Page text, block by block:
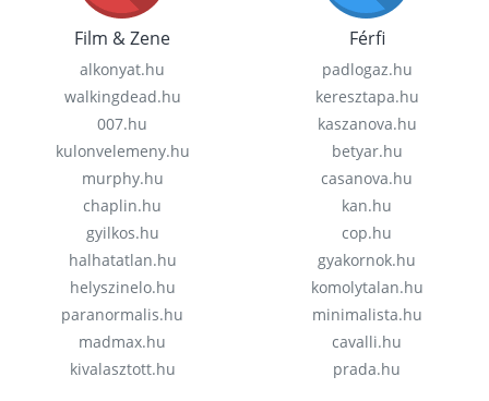
Film & Zene
alkonyat.hu
walkingdead.hu
007.hu
kulonvelemeny.hu
murphy.hu
chaplin.hu
gyilkos.hu
halhatatlan.hu
helyszinelo.hu
paranormalis.hu
madmax.hu
kivalasztott.hu
Férfi
padlogaz.hu
keresztapa.hu
kaszanova.hu
betyar.hu
casanova.hu
kan.hu
cop.hu
gyakornok.hu
komolytalan.hu
minimalista.hu
cavalli.hu
prada.hu